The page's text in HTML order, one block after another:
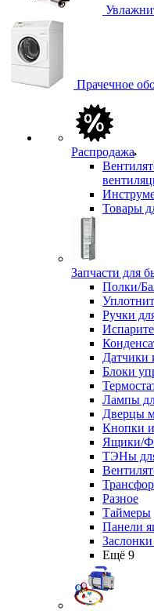
Прачечное
Распродажа
Товары
Запчасти для
Полки/
Ручки
Датчики
Блоки
Лампы
Дверцы
Кнопки
Ящики/
ТЭНы
Разное
Таймеры
Панели
Ещё 9